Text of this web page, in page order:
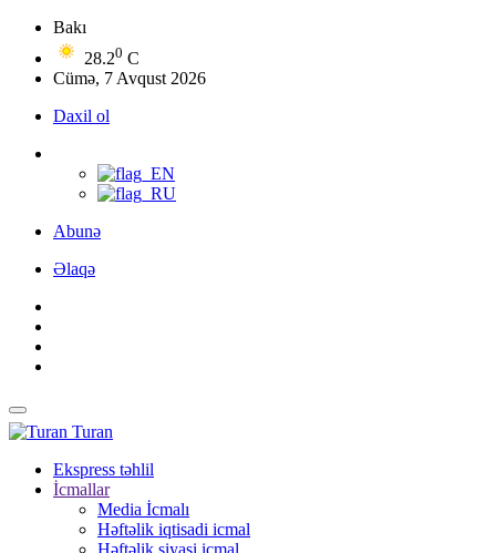
Bakı
28.20 C
Cümə, 7 Avqust 2026
Daxil ol
Abunə
Əlaqə
Turan
Ekspress təhlil
İcmallar
Media İcmalı
Həftəlik iqtisadi icmal
Həftəlik siyasi icmal